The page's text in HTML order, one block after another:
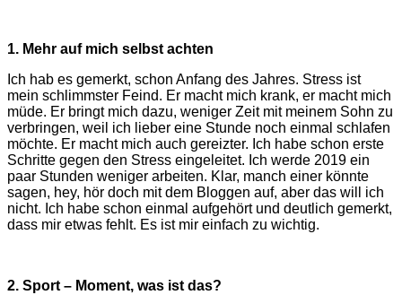
1. Mehr auf mich selbst achten
Ich hab es gemerkt, schon Anfang des Jahres. Stress ist
mein schlimmster Feind. Er macht mich krank, er macht mich
müde. Er bringt mich dazu, weniger Zeit mit meinem Sohn zu
verbringen, weil ich lieber eine Stunde noch einmal schlafen
möchte. Er macht mich auch gereizter. Ich habe schon erste
Schritte gegen den Stress eingeleitet. Ich werde 2019 ein
paar Stunden weniger arbeiten. Klar, manch einer könnte
sagen, hey, hör doch mit dem Bloggen auf, aber das will ich
nicht. Ich habe schon einmal aufgehört und deutlich gemerkt,
dass mir etwas fehlt. Es ist mir einfach zu wichtig.
2. Sport – Moment, was ist das?